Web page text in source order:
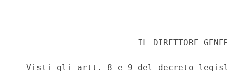
IL DIRETTORE
Visti gli artt. 8 e 9 del decreto